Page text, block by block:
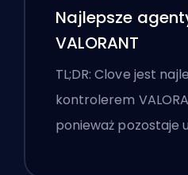
Najlepsze
VALORANT
TL;DR: Clove jest
kontrolerem
ponieważ pozostaje